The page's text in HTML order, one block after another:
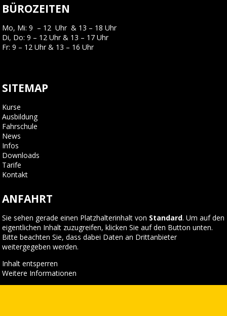
BÜROZEITEN
Mo, Mi: 9 – 12 Uhr & 13 – 18 Uhr
Di, Do: 9 – 12 Uhr & 13 – 17 Uhr
Fr: 9 – 12 Uhr & 13 – 16 Uhr
SITEMAP
Kurse
Ausbildung
Fahrschule
News
Infos
Downloads
Tarife
Kontakt
ANFAHRT
Sie sehen gerade einen Platzhalterinhalt von Standard. Um auf den
eigentlichen Inhalt zuzugreifen, klicken Sie auf den Button unten.
Bitte beachten Sie, dass dabei Daten an Drittanbieter
weitergegeben werden.
Inhalt entsperren
Weitere Informationen